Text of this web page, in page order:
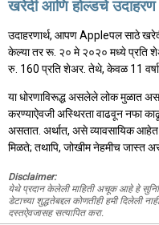
खरेदी आणि होल्डचे उदाहरण
उदाहरणार्थ, आपण Appleपल साठे
केल्या तर रू. २० मे २०२० मध्ये प्रति
रु. 160 प्रति शेअर. तेथे, केवळ 11
या धोरणाविरूद्ध असलेले लोक मुळात
करण्याऐवजी अस्थिरता वाढवून नफा
असतात. अर्थात, असे व्यावसायिक आहेत
मिळते; तथापि, जोखीम नेहमीच जास्त
Disclaimer:
येथे प्रदान केलेली माहिती अचूक आहे हे
डेटाच्या शुद्धतेबद्दल कोणतीही हमी दिलेली
दस्तऐवजासह सत्यापित करा.